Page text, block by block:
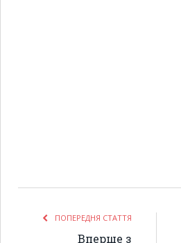
ПОПЕРЕДНЯ СТАТТЯ
Вперше з